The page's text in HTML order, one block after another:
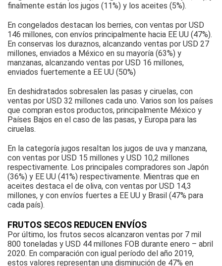
finalmente están los jugos (11%) y los aceites (5%).
En congelados destacan los berries, con ventas por USD
146 millones, con envíos principalmente hacia EE UU (47%).
En conservas los duraznos, alcanzando ventas por USD 27
millones, enviados a México en su mayoría (63%) y
manzanas, alcanzando ventas por USD 16 millones,
enviados fuertemente a EE UU (50%)
En deshidratados sobresalen las pasas y ciruelas, con
ventas por USD 32 millones cada uno. Varios son los países
que compran estos productos, principalmente México y
Países Bajos en el caso de las pasas, y Europa para las
ciruelas.
En la categoría jugos resaltan los jugos de uva y manzana,
con ventas por USD 15 millones y USD 10,2 millones
respectivamente. Los principales compradores son Japón
(36%) y EE UU (41%) respectivamente. Mientras que en
aceites destaca el de oliva, con ventas por USD 14,3
millones, y con envíos fuertes a EE UU y Brasil (47% para
cada país).
FRUTOS SECOS REDUCEN ENVÍOS
Por último, los frutos secos alcanzaron ventas por 7 mil
800 toneladas y USD 44 millones FOB durante enero – abril
2020. En comparación con igual período del año 2019,
estos valores representan una disminución de 47% en